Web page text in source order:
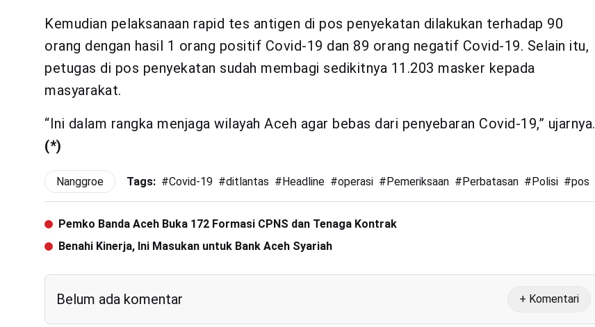
Kemudian pelaksanaan rapid tes antigen di pos penyekatan dilakukan terhadap 90
orang dengan hasil 1 orang positif Covid-19 dan 89 orang negatif Covid-19. Selain itu,
petugas di pos penyekatan sudah membagi sedikitnya 11.203 masker kepada
masyarakat.
“Ini dalam rangka menjaga wilayah Aceh agar bebas dari penyebaran Covid-19,” ujarnya.
(*)
Nanggroe Tags: #Covid-19 #ditlantas # Headline #operasi # Pemeriksaan # Perbatasan # Polisi #pos
Pemko Banda Aceh Buka 172 Formasi CPNS dan Tenaga Kontrak
Benahi Kinerja, Ini Masukan untuk Bank Aceh Syariah
Belum ada komentar + Komentari